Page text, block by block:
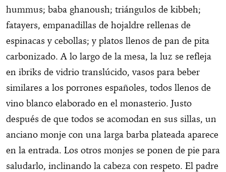
hummus; baba ghanoush; triángulos de kibbeh;
fatayers, empanadillas de hojaldre rellenas de
espinacas y cebollas; y platos llenos de pan de pita
carbonizado. A lo largo de la mesa, la luz se refleja
en ibriks de vidrio translúcido, vasos para beber
similares a los porrones españoles, todos llenos de
vino blanco elaborado en el monasterio. Justo
después de que todos se acomodan en sus sillas, un
anciano monje con una larga barba plateada aparece
en la entrada. Los otros monjes se ponen de pie para
saludarlo, inclinando la cabeza con respeto. El padre